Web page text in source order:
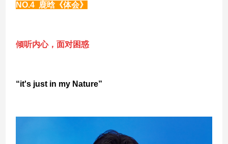
NO.4 鹿晗《体会》
倾听内心，面对困惑
“it's just in my Nature”